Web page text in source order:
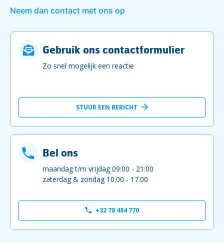
Neem dan contact met ons op
Gebruik ons contactformulier
Zo snel mogelijk een reactie
STUUR EEN BERICHT
Bel ons
maandag t/m vrijdag 09:00 - 21:00
zaterdag & zondag 10.00 - 17.00
+32 78 484 770